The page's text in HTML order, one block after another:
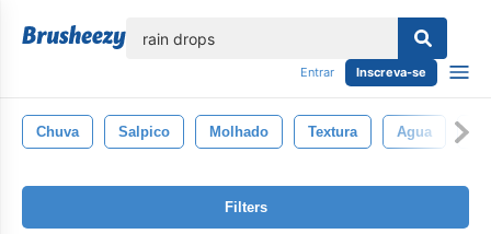
Entrar Inscreva-se
Chuva Salpico Molhado Textura Agua
Filters